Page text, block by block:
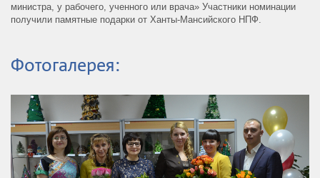
министра, у рабочего, ученного или врача» Участники номинации
получили памятные подарки от Ханты-Мансийского НПФ.
Фотогалерея: